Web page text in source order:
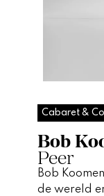
Cabaret &
Bob
Peer
Bob
de wereld